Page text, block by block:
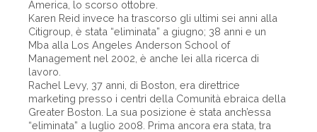
America, lo scorso ottobre.
Karen Reid invece ha trascorso gli ultimi sei anni alla
Citigroup, è stata “eliminata” a giugno; 38 anni e un
Mba alla Los Angeles Anderson School of
Management nel 2002, è anche lei alla ricerca di
lavoro.
Rachel Levy, 37 anni, di Boston, era direttrice
marketing presso i centri della Comunità ebraica della
Greater Boston. La sua posizione è stata anch’essa
“eliminata” a luglio 2008. Prima ancora era stata, tra